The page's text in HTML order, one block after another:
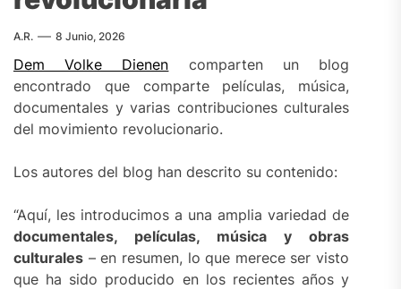
A.R. 8 Junio, 2026
Dem Volke Dienen comparten un blog
encontrado que comparte películas, música,
documentales y varias contribuciones culturales
del movimiento revolucionario.
Los autores del blog han descrito su contenido:
“Aquí, les introducimos a una amplia variedad de
documentales, películas, música y obras
culturales – en resumen, lo que merece ser visto
que ha sido producido en los recientes años y